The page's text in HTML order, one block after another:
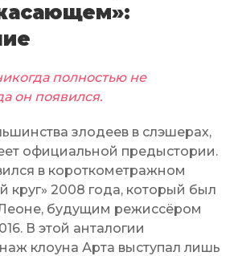
полностью не
он появился.
злодеев в слэшерах,
официальной предыстории.
в короткометражном
круг» 2008 года, который был
будущим режиссёром
В этой анталогии
клоуна Арта выступал лишь